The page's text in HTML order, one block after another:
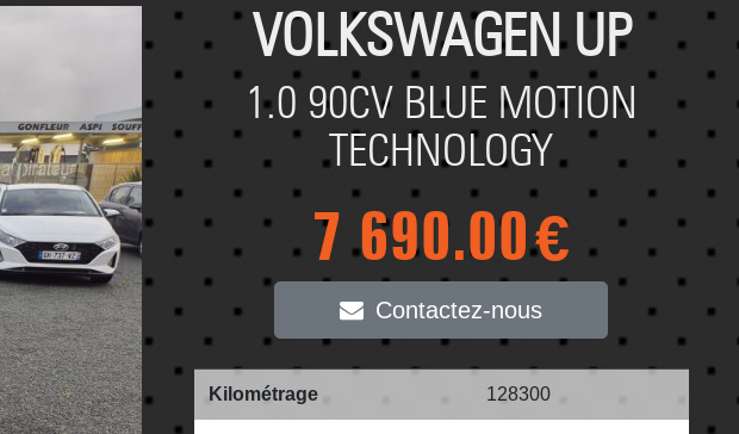
VOLKSWAGEN UP
1.0 90CV BLUE MOTION
TECHNOLOGY
7 690.00€
Contactez-nous
Kilométrage 128300